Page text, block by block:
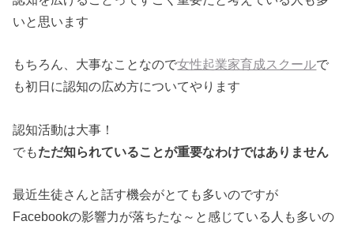
いと思います
もちろん、 大事なことなので女性起業家育成スクールで
も初日に認知の広め方についてやります
認知活動は大事！
でもただ知られていることが重要なわけではありません
最近生徒さんと話す機会がとても多いのですが
Facebookの影響力が落ちたな～ と感じている人も多いの